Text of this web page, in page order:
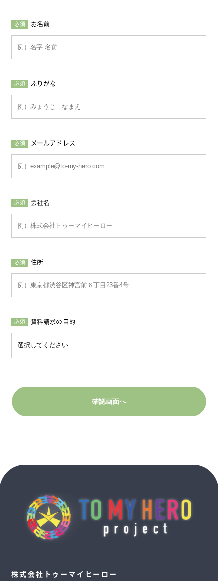
必須 お名前
必須 ふりがな
必須 メールアドレス
必須 会社名
必須 住所
必須 資料請求の目的
確認画面へ
株式会社トゥーマイヒーロー